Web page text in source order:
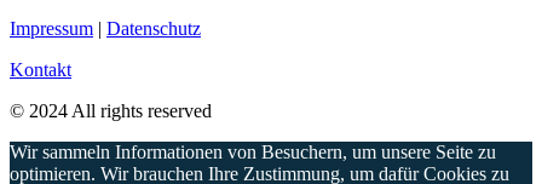
Impressum | Datenschutz
Kontakt
© 2024 All rights reserved
Wir sammeln Informationen von Besuchern, um unsere Seite zu
optimieren. Wir brauchen Ihre Zustimmung, um dafür Cookies zu